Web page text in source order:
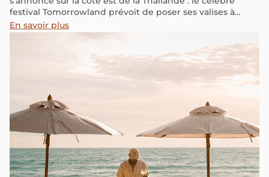
festival Tomorrowland prévoit de poser ses valises à
Chonburi, dans la région de Pattaya, dès décembre 2026.
C’est une première historique pour l’Asie du Sud-Est et
une grande opportunité pour le pays du sourire de
renforcer sa position sur la scène mondiale des grands
événements culturels.
En savoir plus